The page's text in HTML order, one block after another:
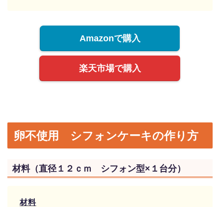
Amazonで購入
楽天市場で購入
卵不使用 シフォンケーキの作り方
材料（直径１２ｃｍ シフォン型×１台分）
材料